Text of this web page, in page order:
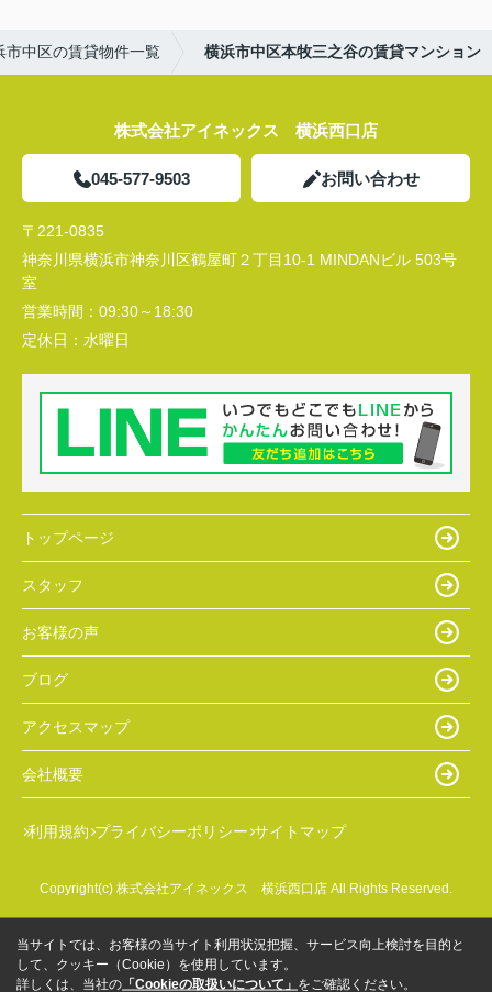
市中区の賃貸物件一覧 横浜市中区本牧三之谷の賃貸マンション
株式会社アイネックス 横浜西口店
045-577-9503 お問い合わせ
〒221-0835
神奈川県横浜市神奈川区鶴屋町２丁目10-1 MINDANビル 503号
室
営業時間： 09:30～18:30
定休日： 水曜日
トップページ
スタッフ
お客様の声
ブログ
アクセスマップ
会社概要
利用規約 プライバシーポリシー サイトマップ
Copyright(c) 株式会社アイネックス 横浜西口店 All Rights Reserved.
当サイトでは、お客様の当サイト利用状況把握、サービス向上検討を目的と
して、クッキー（Cookie）を使用しています。
詳しくは、当社の 「Cookieの取扱いについて」 をご確認ください。